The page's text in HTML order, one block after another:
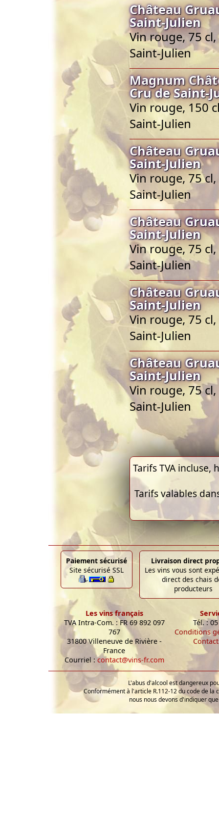
Château
Saint-Julien
Vin rouge, 75
Saint-Julien
Magnum
Cru de Saint-
Vin rouge, 150
Saint-Julien
Château
Saint-Julien
Vin rouge, 75
Saint-Julien
Château
Saint-Julien
Vin rouge, 75
Saint-Julien
Château
Saint-Julien
Vin rouge, 75
Saint-Julien
Château
Saint-Julien
Vin rouge, 75
Saint-Julien
Tarifs TVA
Tarifs valables
Paiement sécurisé
Site sécurisé SSL
Livraison direct
Les vins vous sont
direct des chais
producteurs
Les vins français
TVA Intra-Com. : FR 69 892 097
767
31800 Villeneuve de Rivière -
France
Courriel :contact@vins-fr.com
Tél. :
Conditions
Contact
L'abus d'alcool est dangereux
Conformément à l'article R.112-12 du code de la
nous nous devons d'indiquer